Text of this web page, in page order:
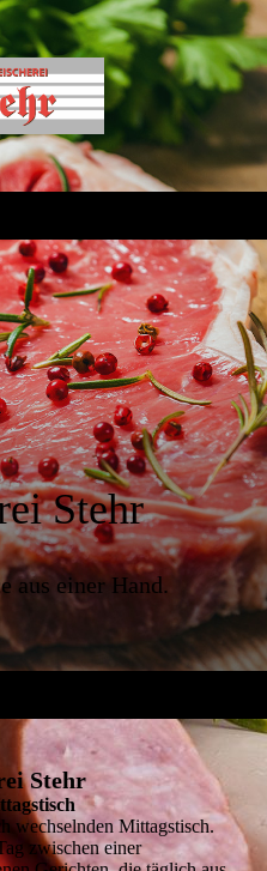
Stehr
aus einer Hand.
Stehr
wechselnden Mittagstisch.
zwischen einer